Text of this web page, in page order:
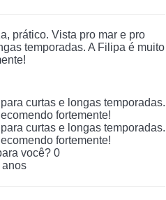
prático. Vista pro mar e pro
temporadas. A Filipa é muito
curtas e longas temporadas.
fortemente!
curtas e longas temporadas.
fortemente!
você? 0
anos